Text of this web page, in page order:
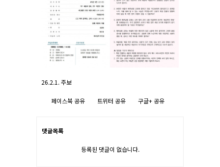
26.2.1. 주보
페이스북 공유 트위터 공유 구글+ 공유
댓글목록
등록된 댓글이 없습니다.